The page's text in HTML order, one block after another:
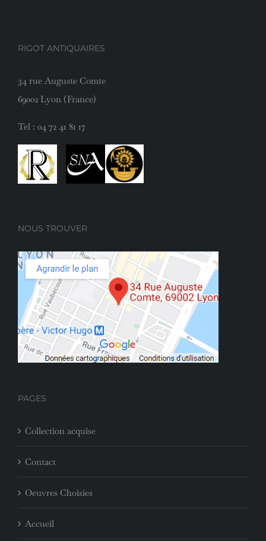
RIGOT ANTIQUAIRES
34 rue Auguste Comte
69002 Lyon (France)
Tel : 04 72 41 81 17
NOUS TROUVER
PAGES
Collection acquise
Contact
Oeuvres Choisies
Accueil